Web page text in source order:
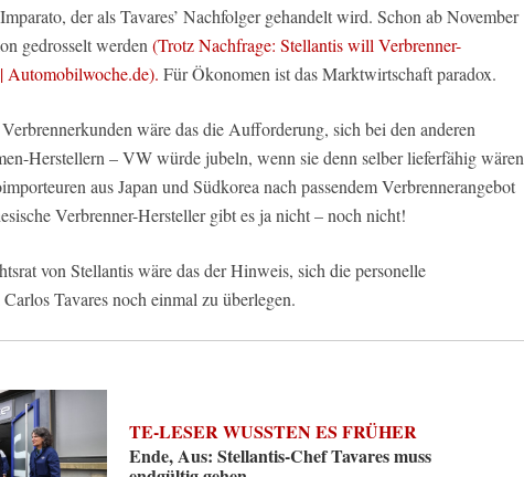
der als Tavares’ Nachfolger gehandelt wird. Schon ab November
gedrosselt werden (Trotz Nachfrage: Stellantis will Verbrenner-
Automobilwoche.de). Für Ökonomen ist das Marktwirtschaft paradox.
wäre das die Aufforderung, sich bei den anderen
Herstellern – VW würde jubeln, wenn sie denn selber lieferfähig wären
aus Japan und Südkorea nach passendem Verbrennerangebot
Verbrenner-Hersteller gibt es ja nicht – noch nicht!
von Stellantis wäre das der Hinweis, sich die personelle
Tavares noch einmal zu überlegen.
TE-LESER WUSSTEN ES FRÜHER
Ende, Aus: Stellantis-Chef Tavares muss